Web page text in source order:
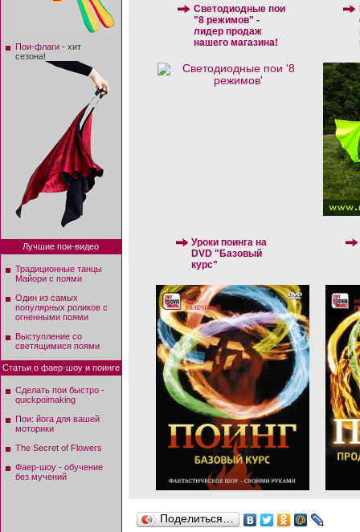
Светодиодные пои
"8 режимов" -
лидер продаж
нашего магазина!
Уроки поинга на
DVD "Базовый
курс"
Поделиться…
Пои-флаги - хит
сезона!
Лучшие пои-видео
Традиционные танцы
Майори с поями
Один из самых
популярных роликов с
огненными поями
Выступление со
светящимися поями
Статьи о фаер-шоу и поинге
Сделать пои быстро -
quickpoimaking
Пои: йога для вашей
моторики
The Secret of Flowers
Фаер-шоу - обучение
без мучений